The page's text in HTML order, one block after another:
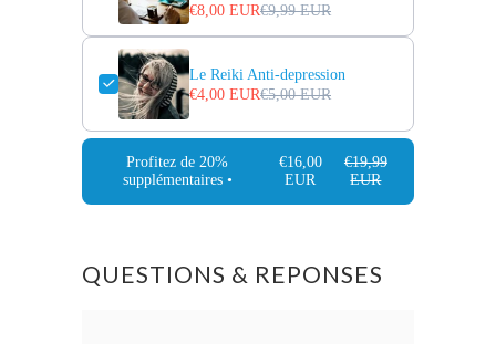
€8,00 EUR€9,99 EUR
Le Reiki Anti-depression
€4,00 EUR€5,00 EUR
Profitez de 20%
supplémentaires •
€16,00
EUR
€19,99
EUR
QUESTIONS & REPONSES